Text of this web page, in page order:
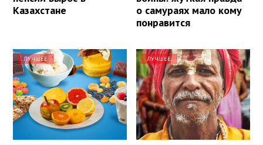
Казахстане
о самураях мало кому
понравится
ЛУЧШЕЕ ЛУЧШЕЕ